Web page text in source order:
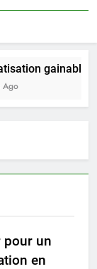
gainable
pour un
en